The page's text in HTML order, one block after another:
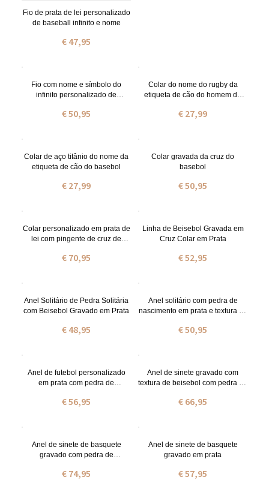
Fio de prata de lei personalizado
de baseball infinito e nome
€ 47,95
Fio com nome e símbolo do
infinito personalizado de
€ 50,95
Colar do nome do rugby da
etiqueta de cão do homem de
€ 27,99
Colar de aço titânio do nome da
etiqueta de cão do basebol
€ 27,99
Colar gravada da cruz do
basebol
€ 50,95
Colar personalizado em prata de
lei com pingente de cruz de
€ 70,95
Linha de Beisebol Gravada em
Cruz Colar em Prata
€ 52,95
Anel Solitário de Pedra Solitária
com Beisebol Gravado em Prata
€ 48,95
Anel solitário com pedra de
nascimento em prata e textura de
€ 50,95
Anel de futebol personalizado
em prata com pedra de
€ 56,95
Anel de sinete gravado com
textura de beisebol com pedra de
€ 66,95
Anel de sinete de basquete
gravado com pedra de
€ 74,95
Anel de sinete de basquete
gravado em prata
€ 57,95